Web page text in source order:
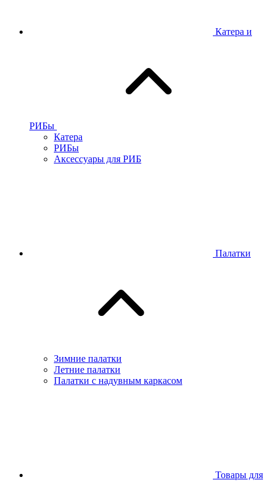
Катера и
РИБы
Катера
РИБы
Аксессуары для РИБ
Палатки
Зимние палатки
Летние палатки
Палатки с надувным каркасом
Товары для